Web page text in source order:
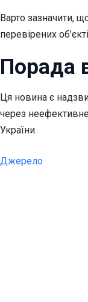
Варто зазначити,
перевірених
Порада
Ця новина є
через
України.
Джерело